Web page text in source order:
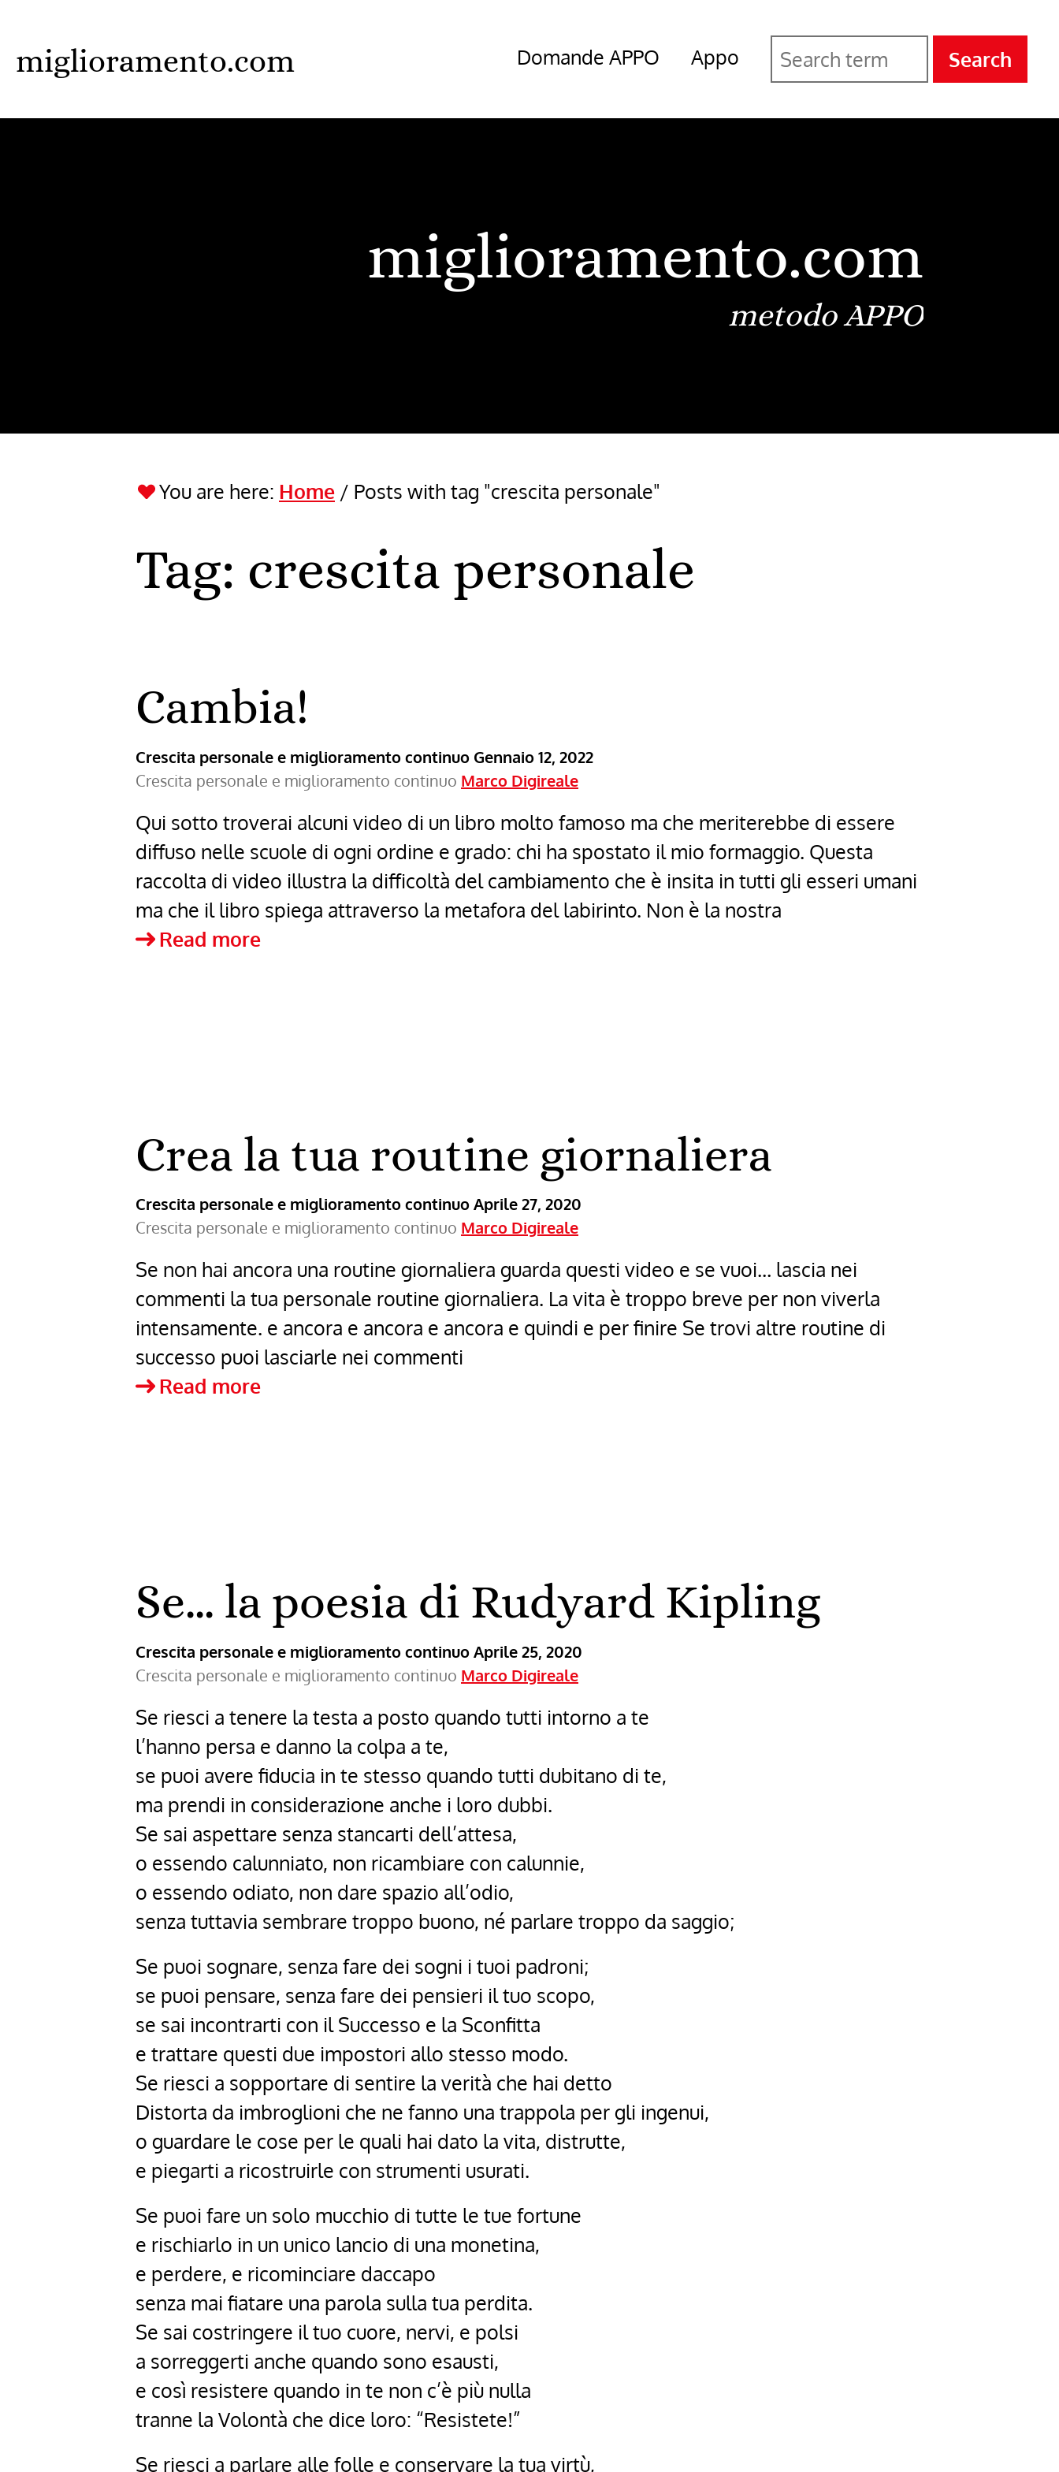
main
miglioramento.com Domande APPO Appo Search
miglioramento.com
metodo APPO
You are here: Home / Posts with tag "crescita personale"
Tag: crescita personale
Cambia!
Crescita personale e miglioramento continuo Gennaio 12, 2022
Crescita personale e miglioramento continuo Marco Digireale
Qui sotto troverai alcuni video di un libro molto famoso ma che meriterebbe di essere
diffuso nelle scuole di ogni ordine e grado: chi ha spostato il mio formaggio. Questa
raccolta di video illustra la difficoltà del cambiamento che è insita in tutti gli esseri umani
ma che il libro spiega attraverso la metafora del labirinto. Non è la nostra
Read moreCambia!
Crea la tua routine giornaliera
Crescita personale e miglioramento continuoAprile 27, 2020
Crescita personale e miglioramento continuo Marco Digireale
Se non hai ancora una routine giornaliera guarda questi video e se vuoi… lascia nei
commenti la tua personale routine giornaliera. La vita è troppo breve per non viverla
intensamente. e ancora e ancora e ancora e quindi e per finire Se trovi altre routine di
successo puoi lasciarle nei commenti
Read moreCrea
Se… la poesia di Rudyard Kipling
Crescita personale e miglioramento continuoAprile 25, 2020
Crescita personale e miglioramento continuo Marco Digireale
Se riesci a tenere la testa a posto quando tutti intorno a te
l’hanno persa e danno la colpa a te,
se puoi avere fiducia in te stesso quando tutti dubitano di te,
ma prendi in considerazione anche i loro dubbi.
Se sai aspettare senza stancarti dell’attesa,
o essendo calunniato, non ricambiare con calunnie,
o essendo odiato, non dare spazio all’odio,
senza tuttavia sembrare troppo buono, né parlare troppo da saggio;
Se puoi sognare, senza fare dei sogni i tuoi padroni;
se puoi pensare, senza fare dei pensieri il tuo scopo,
se sai incontrarti con il Successo e la Sconfitta
e trattare questi due impostori allo stesso modo.
Se riesci a sopportare di sentire la verità che hai detto
Distorta da imbroglioni che ne fanno una trappola per gli ingenui,
o guardare le cose per le quali hai dato la vita, distrutte,
e piegarti a ricostruirle con strumenti usurati.
Se puoi fare un solo mucchio di tutte le tue fortune
e rischiarlo in un unico lancio di una monetina,
e perdere, e ricominciare daccapo
senza mai fiatare una parola sulla tua perdita.
Se sai costringere il tuo cuore, nervi, e polsi
a sorreggerti anche quando sono esausti,
e così resistere quando in te non c’è più nulla
tranne la Volontà che dice loro: “Resistete!”
Se riesci a parlare alle folle e conservare la tua virtù,